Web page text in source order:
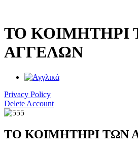
περιεχόμενο
TO ΚΟΙΜΗΤΗΡΙ
ΑΓΓΕΛΩΝ
Privacy Policy
Delete Account
TO ΚΟΙΜΗΤΗΡΙ ΤΩΝ